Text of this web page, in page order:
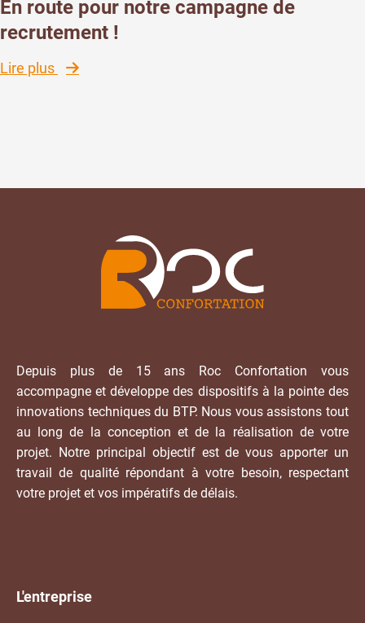
En route pour notre campagne de
recrutement !
Lire plus:
Depuis plus de 15 ans Roc Confortation vous
accompagne et développe des dispositifs à la pointe des
innovations techniques du BTP. Nous vous assistons tout
au long de la conception et de la réalisation de votre
projet. Notre principal objectif est de vous apporter un
travail de qualité répondant à votre besoin, respectant
votre projet et vos impératifs de délais.
L'entreprise